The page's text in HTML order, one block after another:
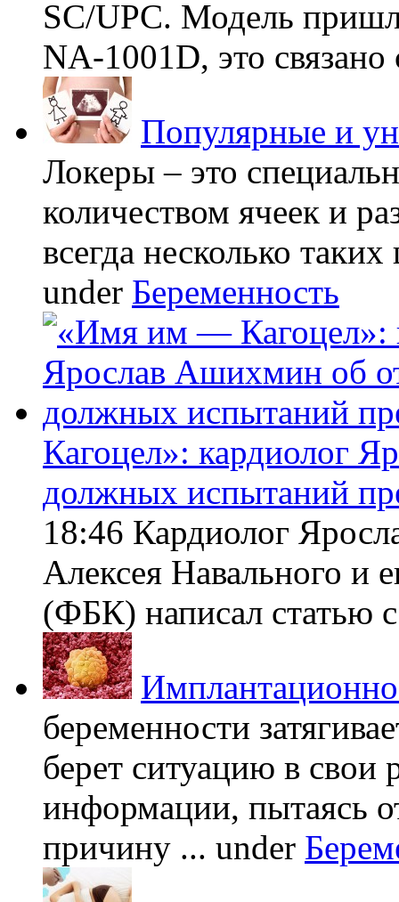
SC/UPC. Модель
NA-1001D, это связано
Популярные и
Локеры – это
количеством ячеек и
всегда несколько
under Беременность
Кагоцел»: кардиолог
должных испытаний
18:46 Кардиолог
Алексея Навального и
(ФБК) написал статью
беременности
берет ситуацию в свои
информации, пытаясь
причину ... under